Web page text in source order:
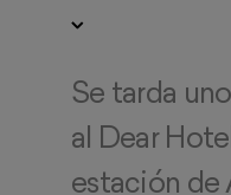
Se tarda
al Dear
estación de